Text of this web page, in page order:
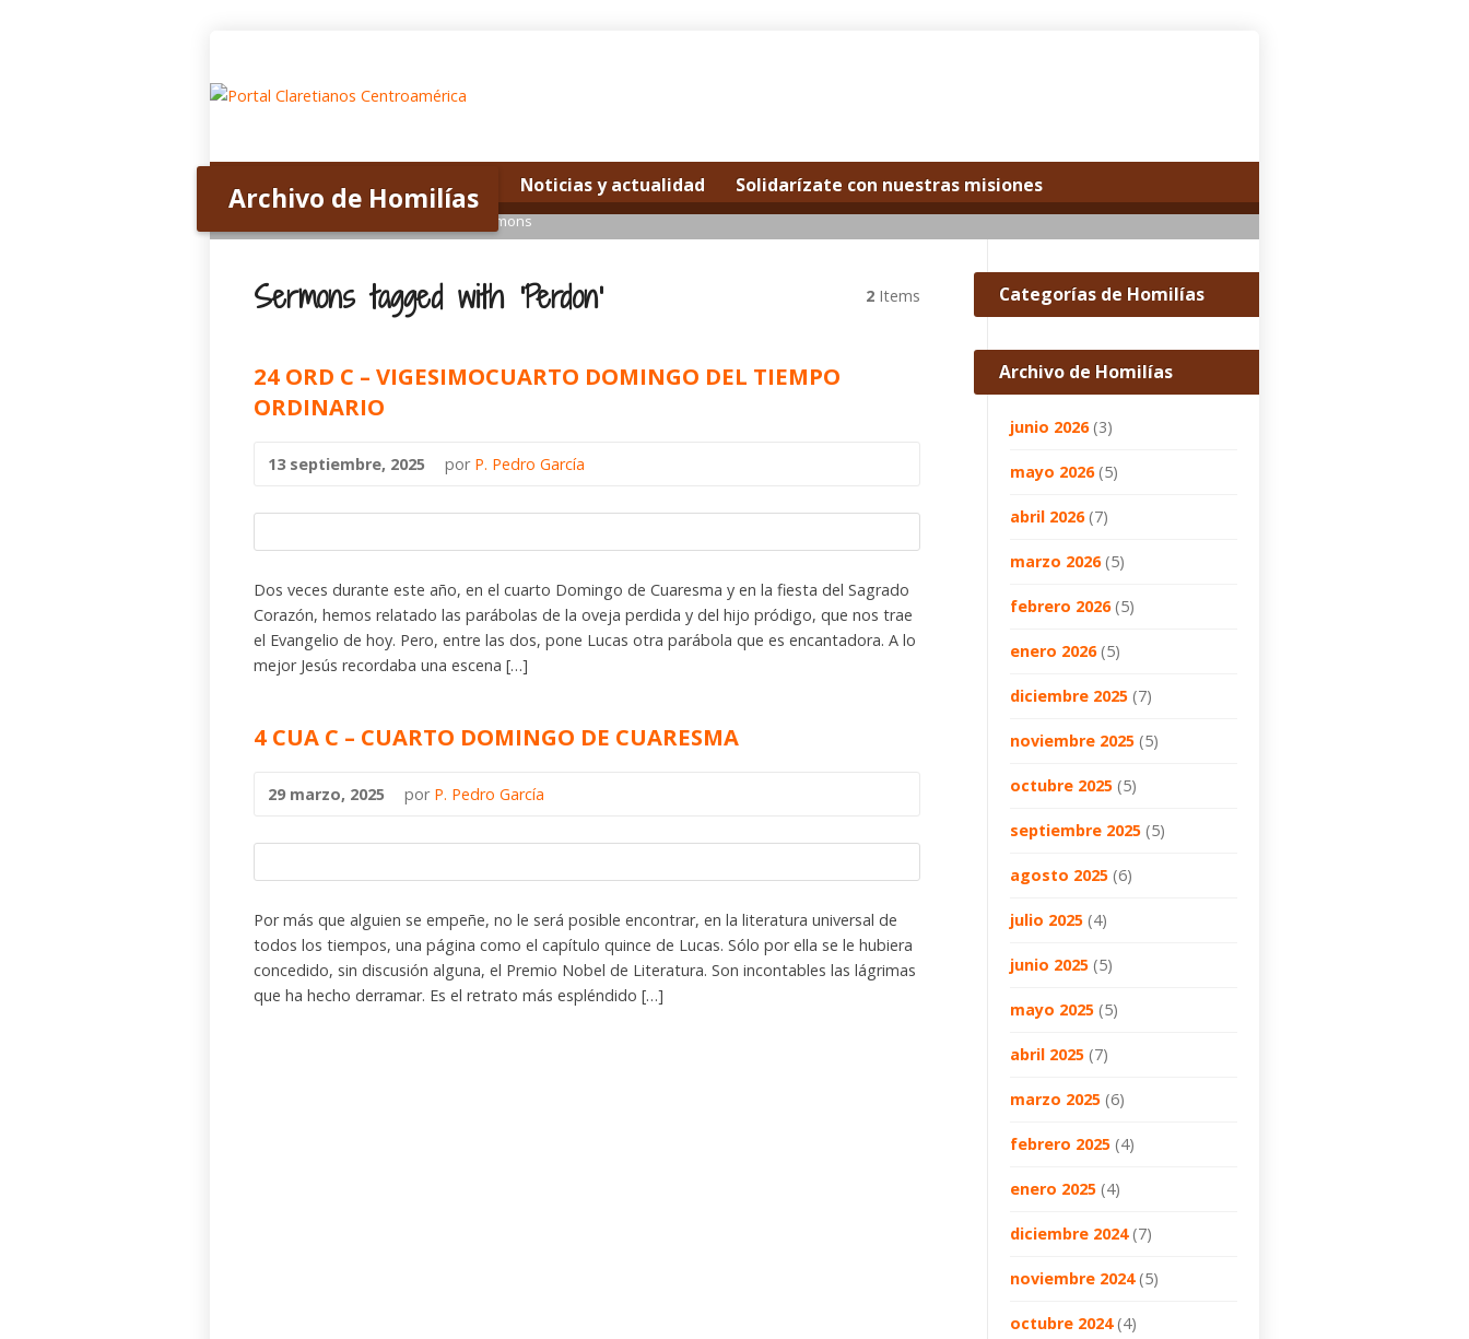
Inicio Acerca de nosotros Noticias y actualidad Solidarízate con nuestras misiones
Archivo de Homilías
Tagged Sermons
Sermons tagged with ‘Perdon’ 2 Items
24 ORD C – VIGESIMOCUARTO DOMINGO DEL TIEMPO
ORDINARIO
13 septiembre, 2025 por P. Pedro García
Dos veces durante este año, en el cuarto Domingo de Cuaresma y en la fiesta del Sagrado
Corazón, hemos relatado las parábolas de la oveja perdida y del hijo pródigo, que nos trae
el Evangelio de hoy. Pero, entre las dos, pone Lucas otra parábola que es encantadora. A lo
mejor Jesús recordaba una escena […]
4 CUA C – CUARTO DOMINGO DE CUARESMA
29 marzo, 2025 por P. Pedro García
Por más que alguien se empeñe, no le será posible encontrar, en la literatura universal de
todos los tiempos, una página como el capítulo quince de Lucas. Sólo por ella se le hubiera
concedido, sin discusión alguna, el Premio Nobel de Literatura. Son incontables las lágrimas
que ha hecho derramar. Es el retrato más espléndido […]
Categorías de Homilías
Archivo de Homilías
junio 2026(3)
mayo 2026(5)
abril 2026(7)
marzo 2026(5)
febrero 2026(5)
enero 2026(5)
diciembre 2025 (7)
noviembre 2025 (5)
octubre 2025 (5)
septiembre 2025 (5)
agosto 2025 (6)
julio 2025 (4)
junio 2025 (5)
mayo 2025 (5)
abril 2025 (7)
marzo 2025 (6)
febrero 2025 (4)
enero 2025 (4)
diciembre 2024(7)
noviembre 2024(5)
octubre 2024(4)